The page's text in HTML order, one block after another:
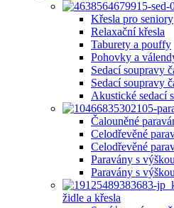
Křesla pro seniory
Relaxační křesla
Taburety a pouffy
Pohovky a
Sedací soupravy
Sedací soupravy
Akustické sedací
Čalouněné
Celodřevěné
Celodřevěné
Paravány s
Paravány s
židle a křesla